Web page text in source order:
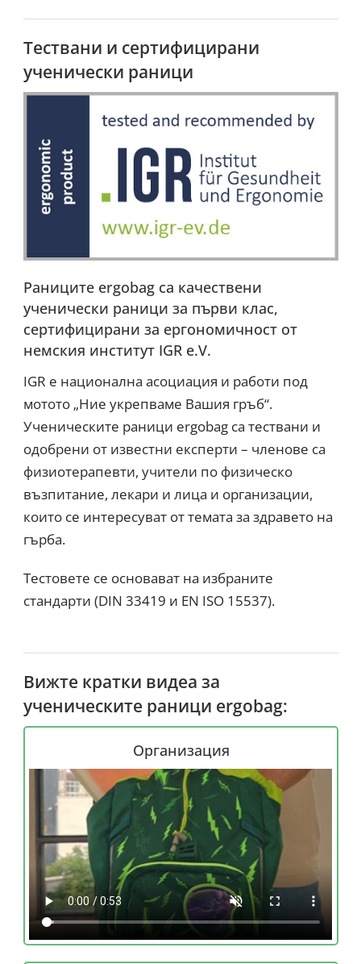
Тествани и сертифицирани
ученически раници
Раниците ergobag са качествени
ученически раници за първи клас,
сертифицирани за ергономичност от
немския институт IGR e.V.
IGR е национална асоциация и работи под
мотото „Ние укрепваме Вашия гръб“.
Ученическите раници ergobag са тествани и
одобрени от известни експерти – членове са
физиотерапевти, учители по физическо
възпитание, лекари и лица и организации,
които се интересуват от темата за здравето на
гърба.
Тестовете се основават на избраните
стандарти (DIN 33419 и EN ISO 15537).
Вижте кратки видеа за
ученическите раници ergobag:
Организация